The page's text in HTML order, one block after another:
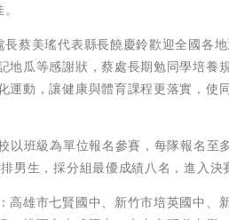
蔡美瑤代表縣長饒慶鈴歡迎全國各
地瓜等感謝狀，蔡處長期勉同學培養
運動，讓健康與體育課程更落實，使
以班級為單位報名參賽，每隊報名
男生，採分組最優成績八名，進入決
雄市七賢國中、新竹市培英國中、